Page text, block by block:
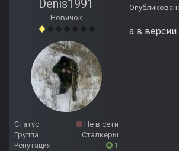
Denis1991
Новичок
Статус
Не в сети
Группа
Сталкеры
Репутация
1
а в версии